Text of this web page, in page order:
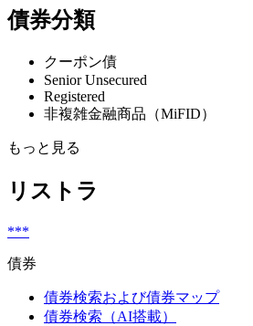
債券分類
クーポン債
Senior Unsecured
Registered
非複雑金融商品（MiFID）
もっと見る
リストラ
***
債券
債券検索および債券マップ
債券検索（AI搭載）